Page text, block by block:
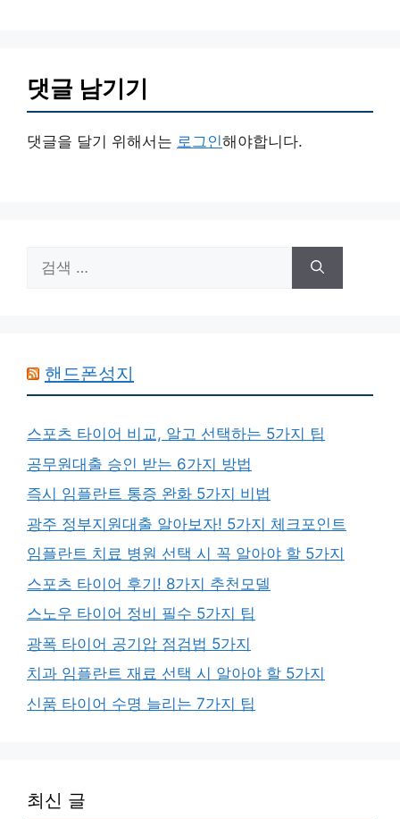
댓글 남기기
댓글을 달기 위해서는 로그인해야합니다.
색:
핸드폰성지
스포츠 타이어 비교, 알고 선택하는 5가지 팁
공무원대출 승인 받는 6가지 방법
즉시 임플란트 통증 완화 5가지 비법
광주 정부지원대출 알아보자! 5가지 체크포인트
임플란트 치료 병원 선택 시 꼭 알아야 할 5가지
스포츠 타이어 후기! 8가지 추천모델
스노우 타이어 정비 필수 5가지 팁
광폭 타이어 공기압 점검법 5가지
치과 임플란트 재료 선택 시 알아야 할 5가지
신품 타이어 수명 늘리는 7가지 팁
최신 글